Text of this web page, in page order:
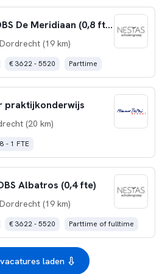
Leerkracht groep 5 OBS De Meridiaan (0,8 fte)
(19 km)
€ 3622 - 5520 Parttime
praktijkonderwijs
(20 km)
- 1 FTE
Albatros (0,4 fte)
(19 km)
€ 3622 - 5520 Parttime of fulltime
laden